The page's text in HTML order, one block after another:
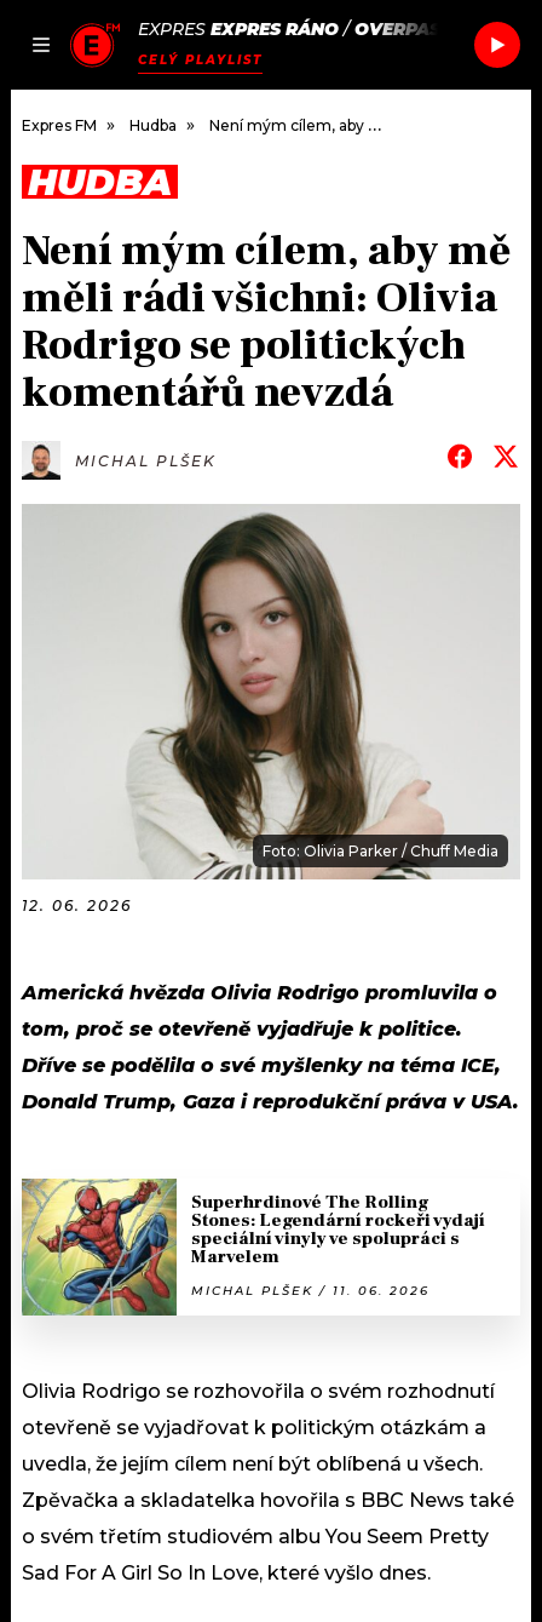
JAK
SEZNAM.CZ
EXPRES EXPRES RÁNO/OVERPASS IS THIS
CELÝ PLAYLIST
DOMŮ
ČLÁNKY
HUDBA
ROZHOVORY
OSTATNÍ
PODCASTY
JAK NALADIT
RÁDIO
APLIKACE
SOUTĚŽE
Expres FM Hudba Není mým cílem, aby mě měli rádi všichni: Olivia Rodrigo se politických komentářů nevzdá
HUDBA
Není mým cílem, aby mě
měli rádi všichni: Olivia
Rodrigo se politických
komentářů nevzdá
MICHAL PLŠEK
Foto: Olivia Parker / Chuff Media
12. 06. 2026
Americká hvězda Olivia Rodrigo promluvila o
tom, proč se otevřeně vyjadřuje k politice.
Dříve se podělila o své myšlenky na téma ICE,
Donald Trump, Gaza i reprodukční práva v USA.
Superhrdinové The Rolling
Stones: Legendární rockeři vydají
speciální vinyly ve spolupráci s
Marvelem
MICHAL PLŠEK / 11. 06. 2026
Olivia Rodrigo se rozhovořila o svém rozhodnutí
otevřeně se vyjadřovat k politickým otázkám a
uvedla, že jejím cílem není být oblíbená u všech.
Zpěvačka a skladatelka hovořila s BBC News také
o svém třetím studiovém albu You Seem Pretty
Sad For A Girl So In Love, které vyšlo dnes.